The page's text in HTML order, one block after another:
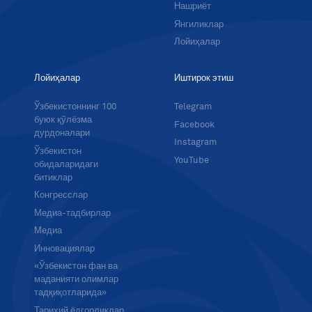
Нашриёт
Янгиликлар
Лойиҳалар
Лойиҳалар
Ўзбекистоннинг 100
буюк қўлёзма
дурдоналари
Ўзбекистон
обидаларидаги
битиклар
Конгресслар
Медиа-тадбирлар
Медиа
Инновациялар
«Ўзбекистон фан ва
маданияти олимлар
тадқиқотларида»
Иштирок этиш
Telegram
Facebook
Instagram
YouTube